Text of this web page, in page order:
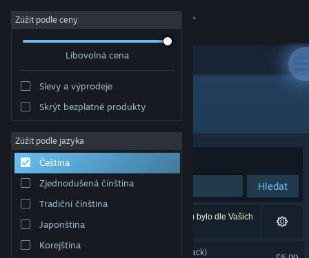
Přihlásit se
Komunita
Informace
Podpora
Změnit jazyk
Mobilní aplikace služby Steam
Zúžit podle ceny
Libovolná cena
Slevy a výprodeje
Skrýt bezplatné produkty
Zúžit podle jazyka
Čeština
Zjednodušená čínština
Tradiční čínština
Japonština
Korejština
Vydavatel: Nyamakop
Seřadit podle
Hledat
Vašemu zadání odpovídá 1 výsledek. 2 produktů bylo dle Vašich
předvoleb vyloučeno z výsledků vyhledávání.
Relooted (Original Soundtrack)